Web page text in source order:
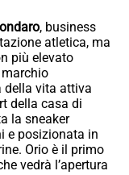
, business
atletica, ma
più elevato
della vita attiva
della casa di
la sneaker
e posizionata in
Orio è il primo
vedrà l’apertura